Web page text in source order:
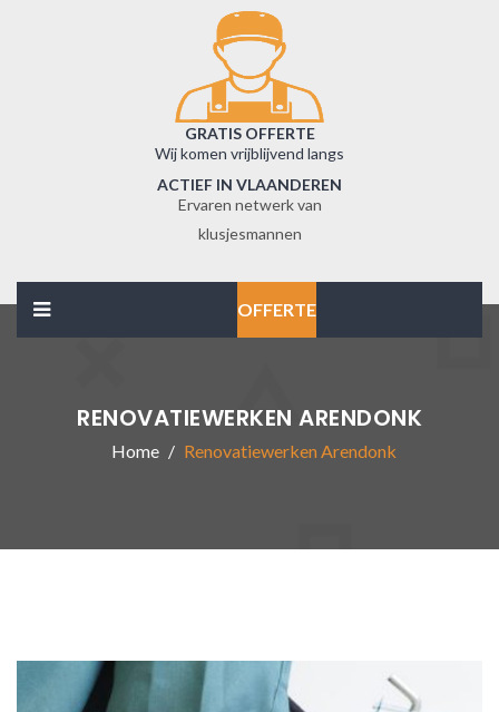
GRATIS OFFERTE
Wij komen vrijblijvend langs
ACTIEF IN VLAANDEREN
Ervaren netwerk van
klusjesmannen
OFFERTE
RENOVATIEWERKEN ARENDONK
Home Renovatiewerken Arendonk